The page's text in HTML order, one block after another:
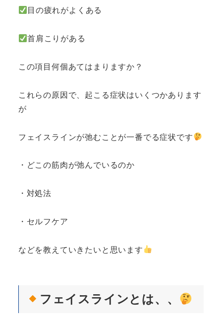
目の疲れがよくある
首肩こりがある
この項目何個あてはまりますか？
これらの原因で、起こる症状はいくつかあります
が
フェイスラインが弛むことが一番でる症状です
・どこの筋肉が弛んでいるのか
・対処法
・セルフケア
などを教えていきたいと思います
フェイスラインとは、、